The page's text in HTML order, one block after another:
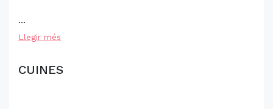
...
Llegir més
CUINES